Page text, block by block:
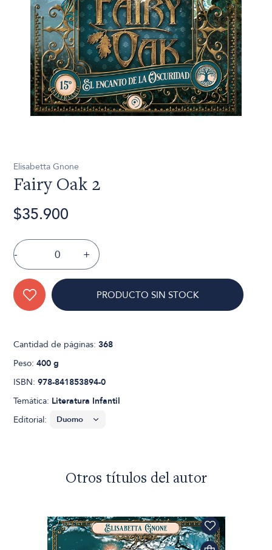
Elisabetta Gnone
Fairy Oak 2
$35.900
- +
PRODUCTO SIN STOCK
Cantidad de páginas:368
Peso:400 g
ISBN:978-841853894-0
Temática: Literatura Infantil
Editorial:
Otros títulos del autor